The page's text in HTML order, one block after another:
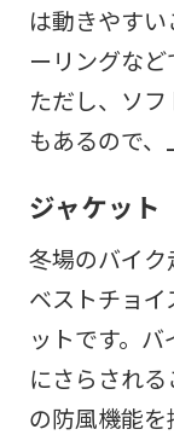
は動きやす
ーリングなど
ただし、ソ
もあるので、
ジャケット
冬場のバイク
ベストチョ
ットです。
にさらされ
の防風機能